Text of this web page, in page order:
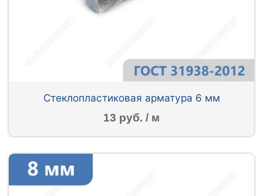
Стеклопластиковая арматура 6 мм
13 руб. / м